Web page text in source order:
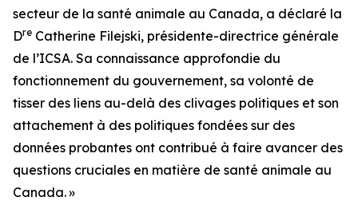
secteur de la santé animale au Canada, a déclaré la
Dre Catherine Filejski, présidente-directrice générale
de l’ICSA. Sa connaissance approfondie du
fonctionnement du gouvernement, sa volonté de
tisser des liens au-delà des clivages politiques et son
attachement à des politiques fondées sur des
données probantes ont contribué à faire avancer des
questions cruciales en matière de santé animale au
Canada. »